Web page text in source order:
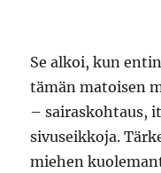
Se alkoi, kun
tämän matoisen
– sairaskohtaus,
sivuseikkoja.
miehen